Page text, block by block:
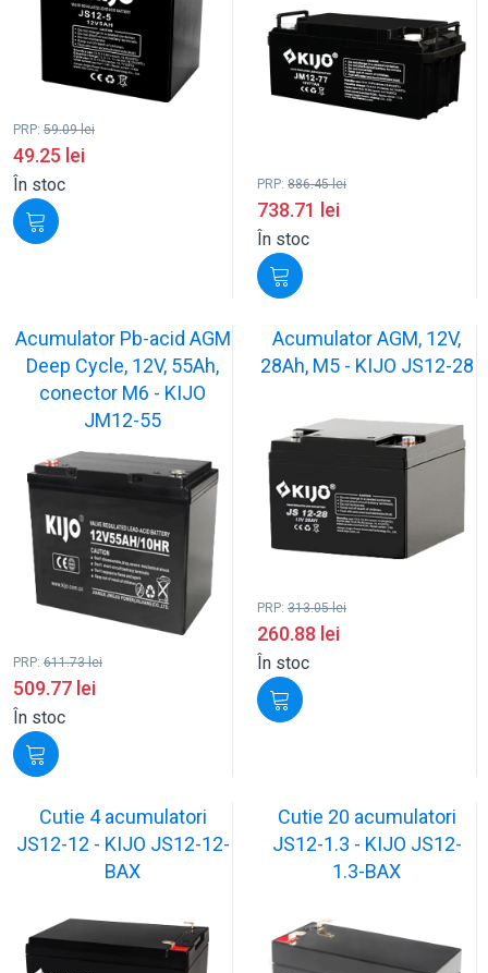
PRP: 59.09lei
49.25 lei
În stoc PRP: 886.45lei
738.71 lei
În stoc
Acumulator Pb-acid AGM
Deep Cycle, 12V, 55Ah,
conector M6 - KIJO
JM12-55
PRP: 611.73lei
509.77 lei
În stoc
Acumulator AGM, 12V,
28Ah, M5 - KIJO JS12-28
PRP: 313.05lei
260.88 lei
În stoc
Cutie 4 acumulatori
JS12-12 - KIJO JS12-12-
BAX
Cutie 20 acumulatori
JS12-1.3 - KIJO JS12-
1.3-BAX